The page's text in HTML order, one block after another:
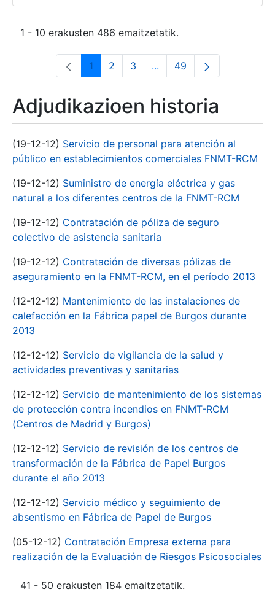
1 - 10 erakusten 486 emaitzetatik.
Orrialdea
1 Orrialdea
2 Orrialdea
3 ...Intermediate Pages Use
Orrialdea
49
Adjudikazioen historia
(19-12-12) Servicio de personal para atención al
público en establecimientos comerciales FNMT-RCM
(19-12-12) Suministro de energía eléctrica y gas
natural a los diferentes centros de la FNMT-RCM
(19-12-12) Contratación de póliza de seguro
colectivo de asistencia sanitaria
(19-12-12) Contratación de diversas pólizas de
aseguramiento en la FNMT-RCM, en el período 2013
(12-12-12) Mantenimiento de las instalaciones de
calefacción en la Fábrica papel de Burgos durante
2013
(12-12-12) Servicio de vigilancia de la salud y
actividades preventivas y sanitarias
(12-12-12) Servicio de mantenimiento de los sistemas
de protección contra incendios en FNMT-RCM
(Centros de Madrid y Burgos)
(12-12-12) Servicio de revisión de los centros de
transformación de la Fábrica de Papel Burgos
durante el año 2013
(12-12-12) Servicio médico y seguimiento de
absentismo en Fábrica de Papel de Burgos
(05-12-12) Contratación Empresa externa para
realización de la Evaluación de Riesgos Psicosociales
41 - 50 erakusten 184 emaitzetatik.